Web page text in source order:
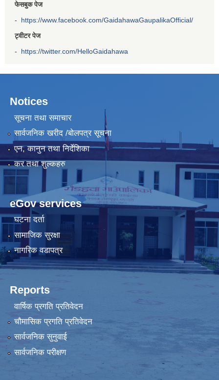
फेसबुक पेज
- https://www.facebook.com/GaidahawaGaupalikaOfficial/
ट्वीटर पेज
- https://twitter.com/HelloGaidahawa
Notices
सूचना तथा समाचार
सार्वजनिक खरीद /बोलपत्र सूचना
एन, कानुन तथा निर्देशिका
कर तथा शुल्कहरु
eGov services
घटना दर्ता
सामाजिक सुरक्षा
नागरिक वडापत्र
Reports
वार्षिक प्रगति प्रतिवेदन
चौमासिक प्रगति प्रतिवेदन
सार्वजनिक सुनुवाई
सार्वजनिक परीक्षण